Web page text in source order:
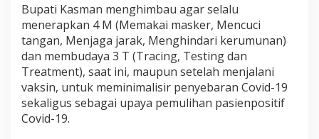
Bupati Kasman menghimbau agar selalu
menerapkan 4 M (Memakai masker, Mencuci
tangan, Menjaga jarak, Menghindari kerumunan)
dan membudaya 3 T (Tracing, Testing dan
Treatment), saat ini, maupun setelah menjalani
vaksin, untuk meminimalisir penyebaran Covid-19
sekaligus sebagai upaya pemulihan pasienpositif
Covid-19.